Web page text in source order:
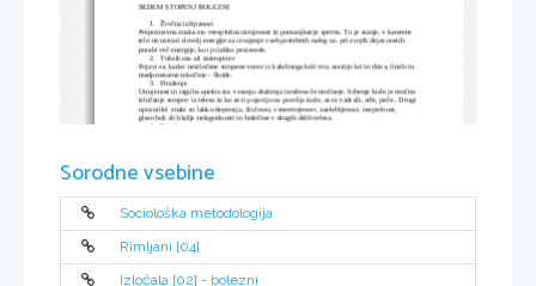
SEDEM STOPENJ BOLEZNI
1.
Živčna izčrpanost
Prepoznavna znaka sta vsesplošna utrujenost in pomanjkanje apetita. To je stanje, v katerem
telo ne ustvari dovolj energije za izvajanje vseh potrebnih nalog oz. pri svojih dejavnostih
porabi več energije, kot jo lahko proizvede.
2.
Toksikoza ali zastrupitev
Pojavi se, kadar neizločene strupene snovi iz kakršnega koli vira zasitijo kri in tkiva, limfo in
medprostorne tekočine – fluide.
3.
Draženje
Utrujenost in izguba apetita sta v stanju draženja izražena še močneje. Srbenje kože je močno
izločanje strupov iz telesa in ko se ti pojavijo na površju kože, se ta vzdraži, srbi, peče.. Drugi
opozorilni znaki so lahko depresija, živčnost, vznemirjenost, zaskrbljenost, nespečnost,
glavoboli ali blažje nelagodnosti in bolečine v drugih delih telesa.
4.
Vnetje
boleče, saj je s tem prizadet tudi živčni sistem.
     6.   Zatrditev
Zadnja stopnja v razvoju bolezni je rak, ki se običajno konča usodno, predvsem kadar se
nadaljujejo vzroki, ki so pripeljali do tega mesta. Na tej stopnji je vitalnost telesa že zelo
Prenos virusa HIV s transfuzijo
tveganjem) tudi prejemniki okužene krvi. Dokazali so prenos virusa HIV :
Sorodne vsebine
Sociološka metodologija
Rimljani [04]
Izločala [02] - bolezni